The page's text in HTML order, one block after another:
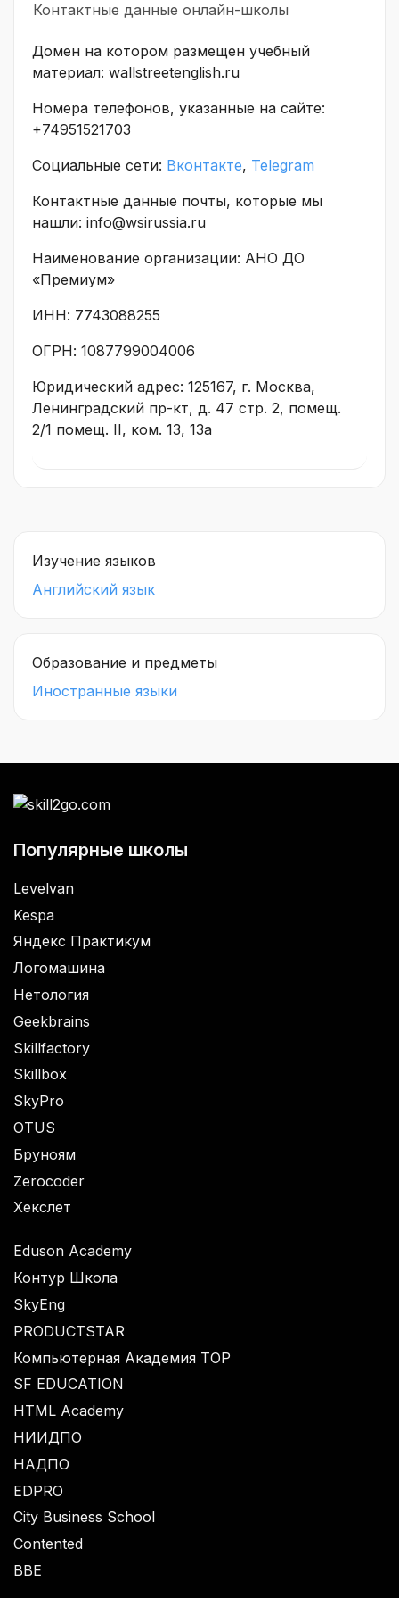
Контактные данные онлайн-школы
Домен на котором размещен учебный
материал: wallstreetenglish.ru
Номера телефонов, указанные на сайте:
+74951521703
Социальные сети: Вконтакте, Telegram
Контактные данные почты, которые мы
нашли: info@wsirussia.ru
Наименование организации: АНО ДО
«Премиум»
ИНН: 7743088255
ОГРН: 1087799004006
Юридический адрес: 125167, г. Москва,
Ленинградский пр-кт, д. 47 стр. 2, помещ.
2/1 помещ. II, ком. 13, 13а
Изучение языков
Английский язык
Образование и предметы
Иностранные языки
Популярные школы
Levelvan
Kespa
Яндекс Практикум
Логомашина
Нетология
Geekbrains
Skillfactory
Skillbox
SkyPro
OTUS
Бруноям
Zerocoder
Хекслет
Eduson Academy
Контур Школа
SkyEng
PRODUCTSTAR
Компьютерная Академия TOP
SF EDUCATION
HTML Academy
НИИДПО
НАДПО
EDPRO
City Business School
Contented
BBE